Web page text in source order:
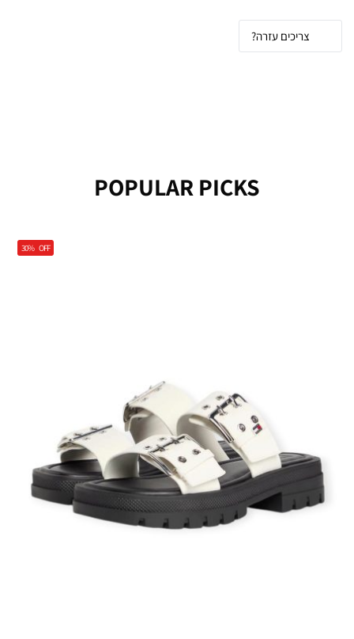
בעיצוב מודרני
נעליים של טומי - סניקרס, מגפיים וסנדלים
טומי הילפיגר נעלי נשים בסגנון יומיומי
מגפי טומי הילפיגר לנשים לעונת החורף, כולל נעלי טומי גבוהות למי שאוהבת
לוק יותר בולט.
צריכים עזרה?
POPULAR PICKS
30% OFF